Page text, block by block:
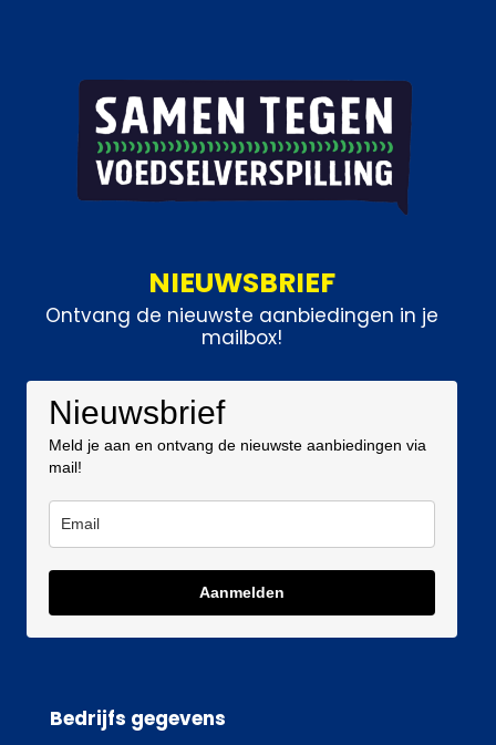
NIEUWSBRIEF
Ontvang de nieuwste aanbiedingen in je
mailbox!
Nieuwsbrief
Meld je aan en ontvang de nieuwste aanbiedingen via
mail!
Aanmelden
Bedrijfs gegevens